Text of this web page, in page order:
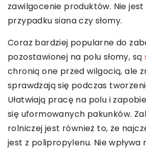
zawilgocenie produktów. Nie
przypadku siana czy słomy.
Coraz bardziej popularne do
pozostawionej na polu słomy, są
chronią one przed wilgocią, ale
sprawdzają się podczas
Ułatwiają pracę na polu i
się uformowanych pakunków.
rolniczej jest również to, że
jest z polipropylenu. Nie wpływa